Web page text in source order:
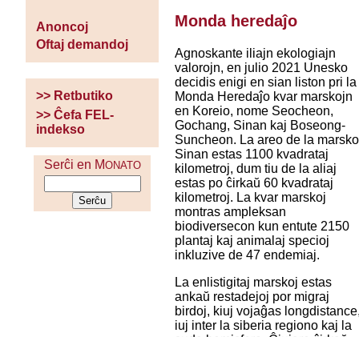
Anoncoj
Oftaj demandoj
>> Retbutiko
>> Ĉefa FEL-
indekso
Serĉi en MONATO
Monda heredaĵo
Agnoskante iliajn ekologiajn
valorojn, en julio 2021 Unesko
decidis enigi en sian liston pri la
Monda Heredaĵo kvar marskojn
en Koreio, nome Seocheon,
Gochang, Sinan kaj Boseong-
Suncheon. La areo de la marsko
Sinan estas 1100 kvadrataj
kilometroj, dum tiu de la aliaj
estas po ĉirkaŭ 60 kvadrataj
kilometroj. La kvar marskoj
montras ampleksan
biodiversecon kun entute 2150
plantaj kaj animalaj specioj
inkluzive de 47 endemiaj.
La enlistigitaj marskoj estas
ankaŭ restadejoj por migraj
birdoj, kiuj vojaĝas
iuj inter la siberia regiono kaj la